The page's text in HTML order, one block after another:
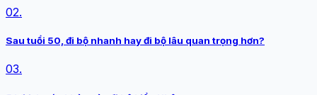
02.
Sau tuổi 50, đi bộ nhanh hay đi bộ lâu quan trọng hơn?
03.